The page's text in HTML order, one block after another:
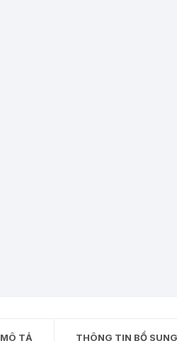
MÔ TẢ THÔNG TIN BỔ SUNG